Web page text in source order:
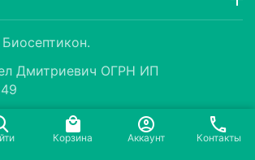
Дмитриевич ОГРН ИП
Корзина Аккаунт Контакты